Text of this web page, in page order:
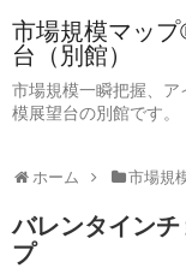
市場規模マッ
台（別館）
市場規模一瞬把握、
模展望台の別館です。
ホーム 市場規
バレンタイン
プ